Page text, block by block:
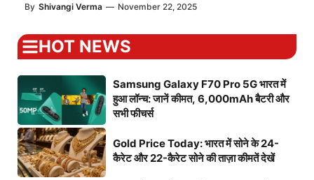
By Shivangi Verma — November 22, 2025
HOT NEWS
Samsung Galaxy F70 Pro 5G भारत में
हुआ लॉन्च: जानें कीमत, 6,000mAh बैटरी और
सभी फीचर्स
Gold Price Today: भारत में सोने के 24-
कैरेट और 22-कैरेट सोने की ताज़ा कीमतें देखें